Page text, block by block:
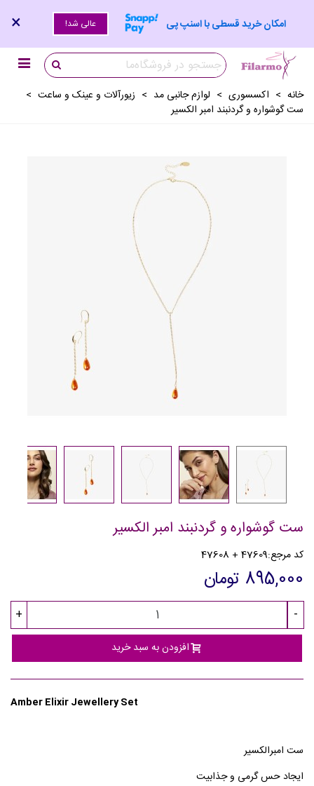
امکان خرید قسطی با اسنپ پی عالی شد! ×
خانه > اکسسوری > لوازم جانبی مد > زیورآلات و عینک و ساعت >
ست گوشواره و گردنبند امبر الکسیر
ست گوشواره و گردنبند امبر الکسیر
کد مرجع:47609 + 47608
895,000 تومان
-
+
افزودن به سبد خرید
Amber Elixir Jewellery Set
ست امبرالکسیر
ایجاد حس گرمی و جذابیت